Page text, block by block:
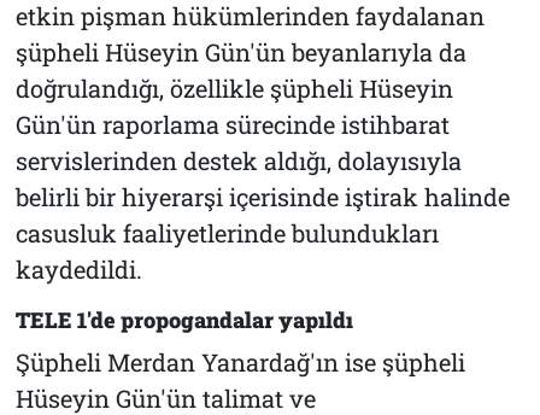
etkin pişman hükümlerinden faydalanan
şüpheli Hüseyin Gün'ün beyanlarıyla da
doğrulandığı, özellikle şüpheli Hüseyin
Gün'ün raporlama sürecinde istihbarat
servislerinden destek aldığı, dolayısıyla
belirli bir hiyerarşi içerisinde iştirak halinde
casusluk faaliyetlerinde bulundukları
kaydedildi.
TELE 1'de propogandalar yapıldı
Şüpheli Merdan Yanardağ'ın ise şüpheli
Hüseyin Gün'ün talimat ve